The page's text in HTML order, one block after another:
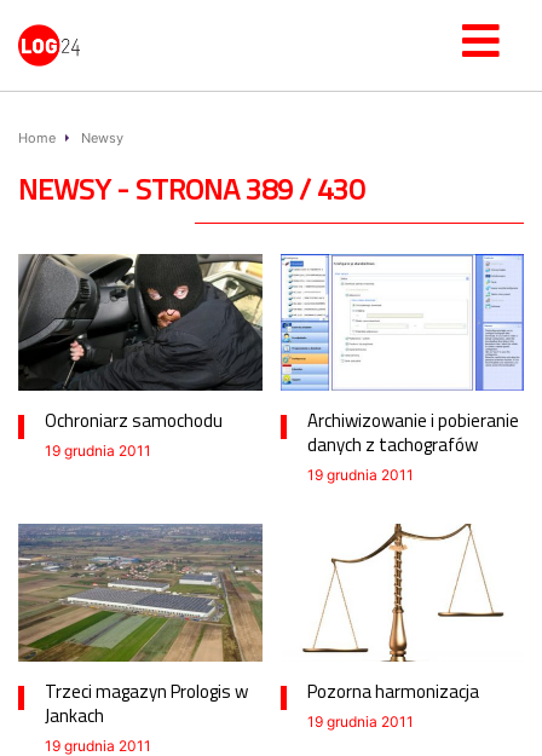
Home Newsy
NEWSY - STRONA 389 / 430
Ochroniarz samochodu
19 grudnia 2011
Archiwizowanie i pobieranie
danych z tachografów
19 grudnia 2011
Trzeci magazyn Prologis w
Jankach
19 grudnia 2011
Pozorna harmonizacja
19 grudnia 2011